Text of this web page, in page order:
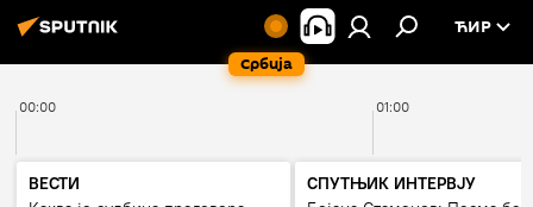
Србија
ЋИР
00:00 01:00
ВЕСТИ
СПУТЊИК ИНТЕРВЈУ